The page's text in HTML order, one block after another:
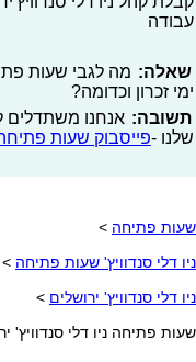
עבודה
שאלה: מה לגבי שעות
ימי זכרון וכדומה?
תשובה: אנחנו משתדלים
שלנו -פייסבוק שעות
שעות פתיחה >
ניו דלי סנדוויץ' שעות פתיחה >
ניו דלי סנדוויץ' ירושלים >
שעות פתיחה ניו דלי סנדוויץ'